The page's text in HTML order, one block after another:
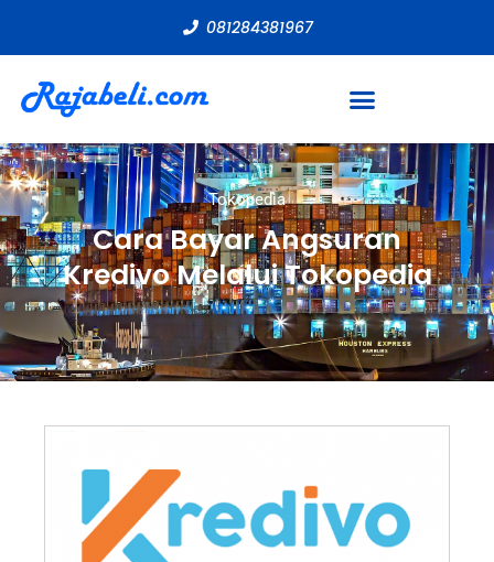
081284381967
Tokopedia
Cara Bayar Angsuran
Kredivo Melalui Tokopedia